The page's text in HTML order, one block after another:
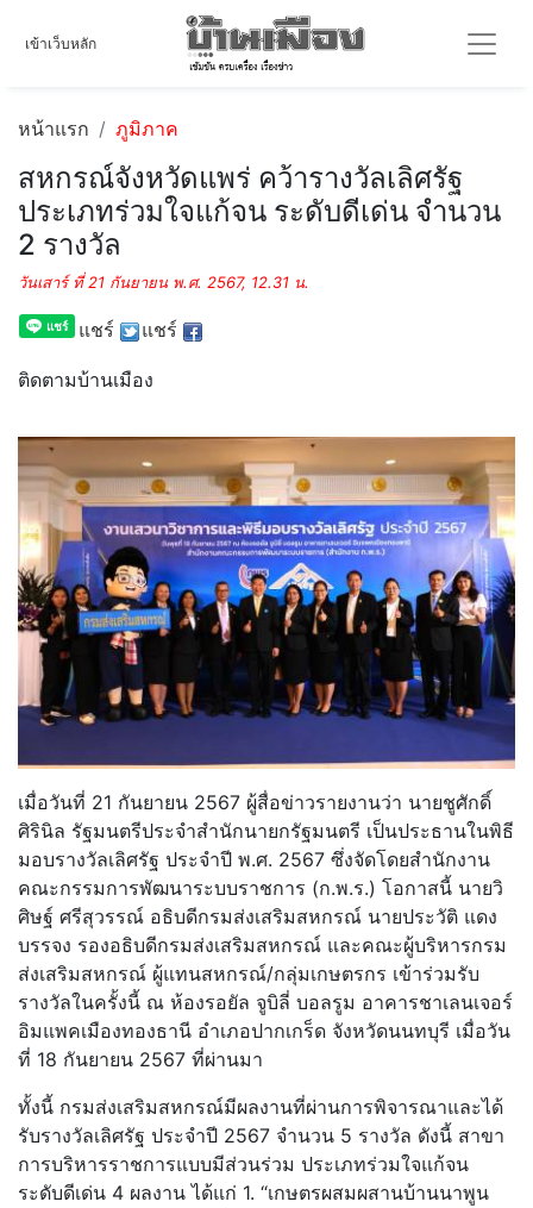
เข้าเว็บหลัก
หน้าแรก ภูมิภาค
สหกรณ์จังหวัดแพร่ คว้ารางวัลเลิศรัฐ
ประเภทร่วมใจแก้จน ระดับดีเด่น จำนวน
2 รางวัล
วันเสาร์ ที่ 21 กันยายน พ.ศ. 2567, 12.31 น.
แชร์ แชร์
ติดตามบ้านเมือง
เมื่อวันที่ 21 กันยายน 2567 ผู้สื่อข่าวรายงานว่า นายชูศักดิ์
ศิรินิล รัฐมนตรีประจำสำนักนายกรัฐมนตรี เป็นประธานในพิธี
มอบรางวัลเลิศรัฐ ประจำปี พ.ศ. 2567 ซึ่งจัดโดยสำนักงาน
คณะกรรมการพัฒนาระบบราชการ (ก.พ.ร.) โอกาสนี้ นายวิ
ศิษฐ์ ศรีสุวรรณ์ อธิบดีกรมส่งเสริมสหกรณ์ นายประวัติ แดง
บรรจง รองอธิบดีกรมส่งเสริมสหกรณ์ และคณะผู้บริหารกรม
ส่งเสริมสหกรณ์ ผู้แทนสหกรณ์/กลุ่มเกษตรกร เข้าร่วมรับ
รางวัลในครั้งนี้ ณ ห้องรอยัล จูบิลี่ บอลรูม อาคารชาเลนเจอร์
อิมแพคเมืองทองธานี อำเภอปากเกร็ด จังหวัดนนทบุรี เมื่อวัน
ที่ 18 กันยายน 2567 ที่ผ่านมา
ทั้งนี้ กรมส่งเสริมสหกรณ์มีผลงานที่ผ่านการพิจารณาและได้
รับรางวัลเลิศรัฐ ประจำปี 2567 จำนวน 5 รางวัล ดังนี้ สาขา
การบริหารราชการแบบมีส่วนร่วม ประเภทร่วมใจแก้จน
ระดับดีเด่น 4 ผลงาน ได้แก่ 1. “เกษตรผสมผสานบ้านนาพูน